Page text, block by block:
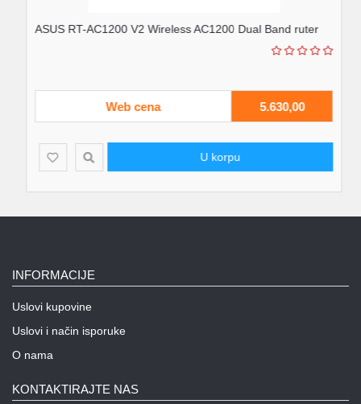
ASUS RT-AC1200 V2 Wireless AC1200 Dual Band ruter
Web cena 5.630,00
U korpu
INFORMACIJE
Uslovi kupovine
Uslovi i način isporuke
O nama
KONTAKTIRAJTE NAS